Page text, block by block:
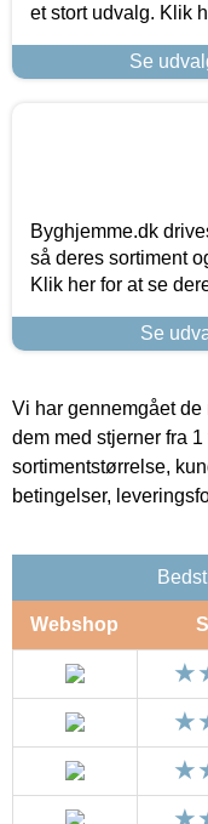
et stort udvalg. Klik
Se
Byghjemme.dk
så deres sortiment
Klik her for at se
Se
Vi har gennemgået
dem med stjerner fra
sortimentstørrelse,
betingelser,
Webshop